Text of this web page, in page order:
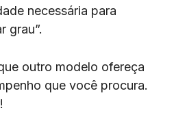
necessária para
grau”.
outro modelo ofereça
que você procura.